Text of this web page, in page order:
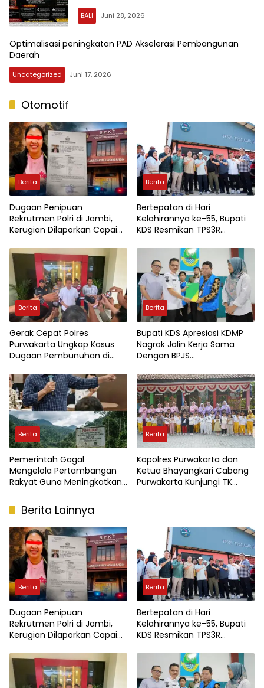
BALI Juni 28, 2026
Optimalisasi peningkatan PAD Akselerasi Pembangunan
Daerah
Uncategorized Juni 17, 2026
Otomotif
Berita
Dugaan Penipuan
Rekrutmen Polri di Jambi,
Kerugian Dilaporkan Capai
Berita
Bertepatan di Hari
Kelahirannya ke-55, Bupati
KDS Resmikan TPS3R
Berita
Gerak Cepat Polres
Purwakarta Ungkap Kasus
Dugaan Pembunuhan di
Diamankan Sesaat Setelah
Kejadian
Berita
Bupati KDS Apresiasi KDMP
Nagrak Jalin Kerja Sama
Dengan BPJS
Berita
Pemerintah Gagal
Mengelola Pertambangan
Rakyat Guna Meningkatkan
Berita
Kapolres Purwakarta dan
Ketua Bhayangkari Cabang
Purwakarta Kunjungi TK
Usia Dini
Berita Lainnya
Berita
Dugaan Penipuan
Rekrutmen Polri di Jambi,
Kerugian Dilaporkan Capai
Berita
Bertepatan di Hari
Kelahirannya ke-55, Bupati
KDS Resmikan TPS3R